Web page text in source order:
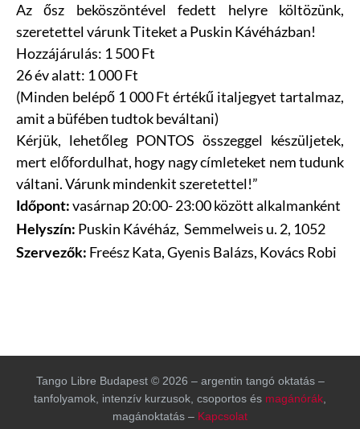
Az ősz beköszöntével fedett helyre költözünk,
szeretettel várunk Titeket a Puskin Kávéházban!
Hozzájárulás: 1 500 Ft
26 év alatt: 1 000 Ft
(Minden belépő 1 000 Ft értékű italjegyet tartalmaz,
amit a büfében tudtok beváltani)
Kérjük, lehetőleg PONTOS összeggel készüljetek,
mert előfordulhat, hogy nagy címleteket nem tudunk
váltani. Várunk mindenkit szeretettel!”
Időpont: vasárnap 20:00- 23:00 között alkalmanként
Helyszín: Puskin Kávéház, Semmelweis u. 2, 1052
Szervezők: Freész Kata, Gyenis Balázs, Kovács Robi
Tango Libre Budapest © 2026 – argentin tangó oktatás –
tanfolyamok, intenzív kurzusok, csoportos és magánórák
magánoktatás – Kapcsolat